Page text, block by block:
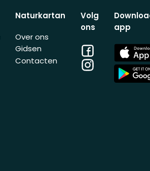
Naturkartan
Over ons
Gidsen
Contacten
Volg
ons
Facebook
Instagram
app
App
Store
App
Store